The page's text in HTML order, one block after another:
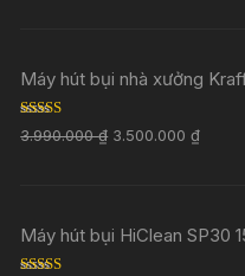
Máy hút bụi nhà xưởng
Rated 5.00
out of 5
3.990.000₫ 3.500.000₫
Máy hút bụi HiClean SP30